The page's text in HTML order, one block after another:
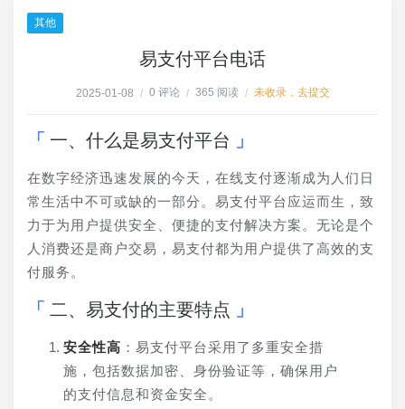
其他
易支付平台电话
2025-01-08 / 0 评论 / 365 阅读 / 未收录，去提交
一、什么是易支付平台
在数字经济迅速发展的今天，在线支付逐渐成为人们日
常生活中不可或缺的一部分。易支付平台应运而生，致
力于为用户提供安全、便捷的支付解决方案。无论是个
人消费还是商户交易，易支付都为用户提供了高效的支
付服务。
二、易支付的主要特点
安全性高 ：易支付平台采用了多重安全措
施，包括数据加密、身份验证等，确保用户
的支付信息和资金安全。